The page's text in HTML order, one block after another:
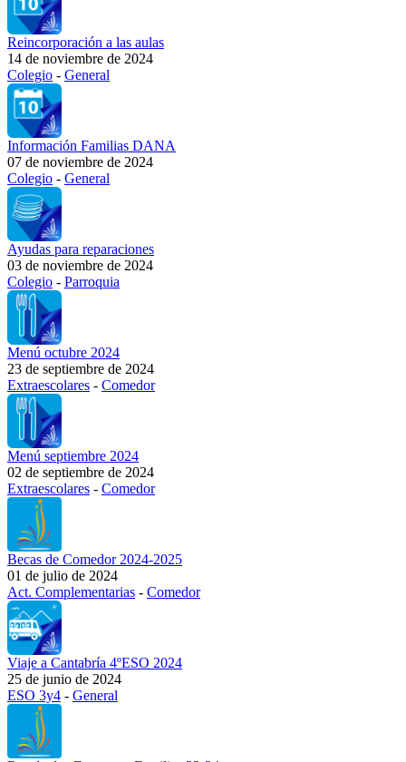
Reincorporación a las aulas
14 de noviembre de 2024
Colegio - General
Información Familias DANA
07 de noviembre de 2024
Colegio - General
Ayudas para reparaciones
03 de noviembre de 2024
Colegio - Parroquia
Menú octubre 2024
23 de septiembre de 2024
Extraescolares - Comedor
Menú septiembre 2024
02 de septiembre de 2024
Extraescolares - Comedor
Becas de Comedor 2024-2025
01 de julio de 2024
Act. Complementarias - Comedor
Viaje a Cantabría 4ºESO 2024
25 de junio de 2024
ESO 3y4 - General